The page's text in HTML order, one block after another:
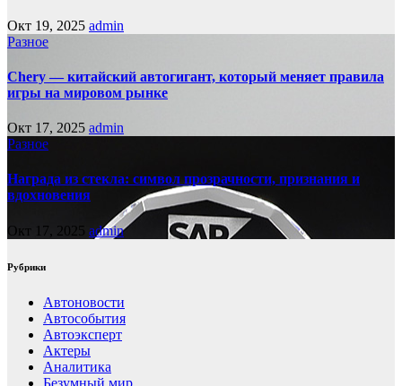
Окт 19, 2025 admin
Разное
Chery — китайский автогигант, который меняет правила
игры на мировом рынке
Окт 17, 2025 admin
Разное
Награда из стекла: символ прозрачности, признания и
вдохновения
Окт 17, 2025 admin
Рубрики
Автоновости
Автособытия
Автоэксперт
Актеры
Аналитика
Безумный мир